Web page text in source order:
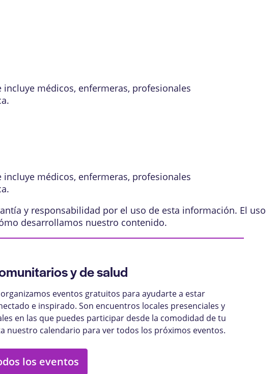
médicos, enfermeras, profesionales
médicos, enfermeras, profesionales
y responsabilidad por el uso de esta información. El uso
desarrollamos nuestro contenido.
y de salud
eventos gratuitos para ayudarte a estar
e inspirado. Son encuentros locales presenciales y
en las que puedes participar desde la comodidad de tu
nuestro calendario para ver todos los próximos eventos.
los eventos